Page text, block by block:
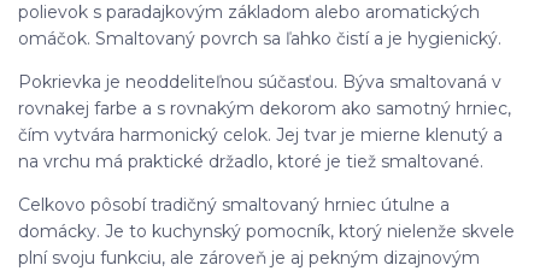
polievok s paradajkovým základom alebo aromatických
omáčok. Smaltovaný povrch sa ľahko čistí a je hygienický.
Pokrievka je neoddeliteľnou súčasťou. Býva smaltovaná v
rovnakej farbe a s rovnakým dekorom ako samotný hrniec,
čím vytvára harmonický celok. Jej tvar je mierne klenutý a
na vrchu má praktické držadlo, ktoré je tiež smaltované.
Celkovo pôsobí tradičný smaltovaný hrniec útulne a
domácky. Je to kuchynský pomocník, ktorý nielenže skvele
plní svoju funkciu, ale zároveň je aj pekným dizajnovým